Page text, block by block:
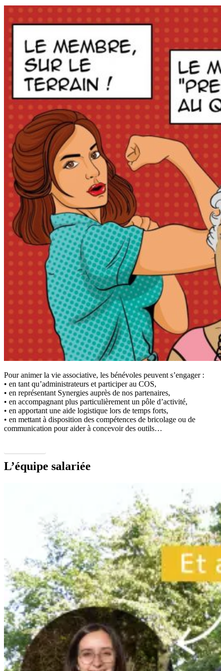
Pour animer la vie associative, les bénévoles peuvent s’engager :
• en tant qu’administrateurs et participer au COS,
• en représentant Synergies auprès de nos partenaires,
• en accompagnant plus particulièrement un pôle d’activité,
• en apportant une aide logistique lors de temps forts,
• en mettant à disposition des compétences de bricolage ou de
communication pour aider à concevoir des outils…
L’équipe salariée